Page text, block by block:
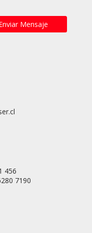
456
7190